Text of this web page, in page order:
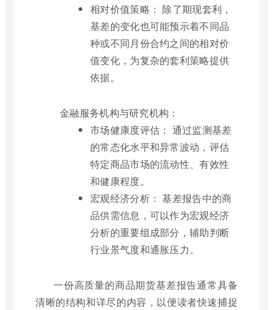
相对价值策略： 除了期现套利，
基差的变化也可能预示着不同品
种或不同月份合约之间的相对价
值变化，为复杂的套利策略提供
依据。
金融服务机构与研究机构：
市场健康度评估： 通过监测基差
的常态化水平和异常波动，评估
特定商品市场的流动性、有效性
和健康程度。
宏观经济分析： 基差报告中的商
品供需信息，可以作为宏观经济
分析的重要组成部分，辅助判断
行业景气度和通胀压力。
一份高质量的商品期货基差报告通常具备
清晰的结构和详尽的内容，以便读者快速捕捉